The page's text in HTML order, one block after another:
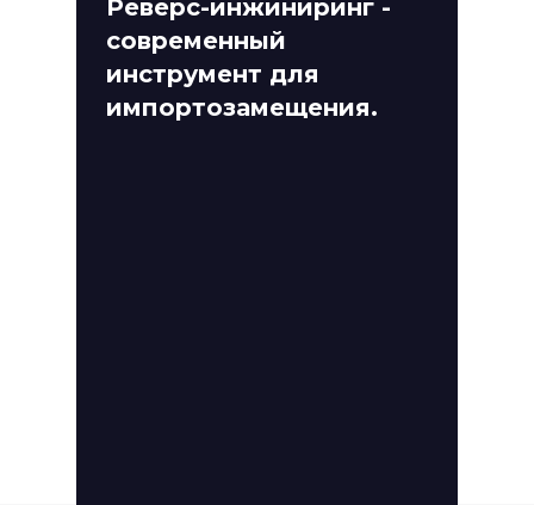
Реверс-инжиниринг -
современный
инструмент для
импортозамещения.